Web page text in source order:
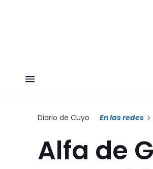
Diario de Cuyo En las redes
Alfa de